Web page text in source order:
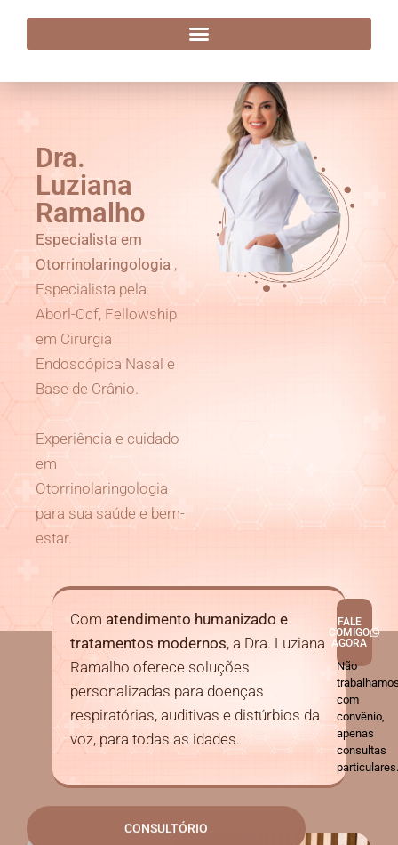
Dra. Luziana Ramalho
Dra.
Luziana
Ramalho
Especialista em
Otorrinolaringologia ,
Especialista pela
Aborl-Ccf, Fellowship
em Cirurgia
Endoscópica Nasal e
Base de Crânio.
Experiência e cuidado
em
Otorrinolaringologia
para sua saúde e bem-
estar.
Com atendimento humanizado e
tratamentos modernos, a Dra. Luziana
Ramalho oferece soluções
personalizadas para doenças
respiratórias, auditivas e distúrbios da
voz, para todas as idades.
FALE
COMIGO
AGORA
Não
com
convênio,
apenas
consultas
particulares.
CONSULTÓRIO